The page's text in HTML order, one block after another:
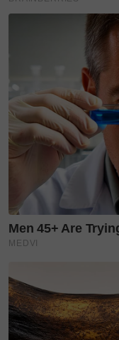
Menurut Lailatul
sepanjang
hingga lima pagi.
Dengan
Chicken bukan
malah
menjadikan setiap
Jangan lupa follow
Twitter,YouTube&
untuk info dan kisah